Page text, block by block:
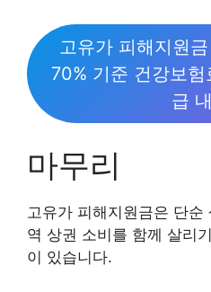
고유가 피해지원
70% 기준 건강보
급
마무리
고유가 피해지원금은 단순
역 상권 소비를 함께 살리
이 있습니다.